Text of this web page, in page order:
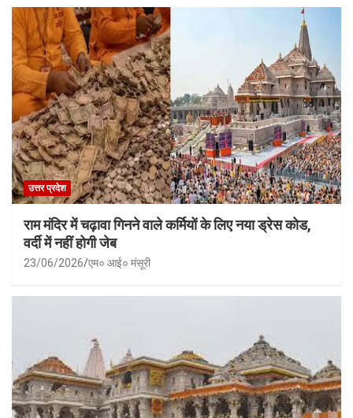
उत्तर प्रदेश
राम मंदिर में चढ़ावा गिनने वाले कर्मियों के लिए नया ड्रेस कोड,
वर्दी में नहीं होगी जेब
23/06/2026 एम० आई० मंसूरी